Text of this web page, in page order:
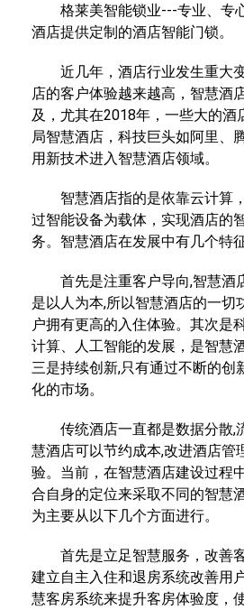
格莱美智能锁业---专业、专
酒店提供定制的酒店智能门锁。
近几年，酒店行业发生重大
店的客户体验越来越高，智慧酒
及，尤其在2018年，一些大的酒
局智慧酒店，科技巨头如阿里、
用新技术进入智慧酒店领域。
智慧酒店指的是依靠云计算
过智能设备为载体，实现酒店的
务。智慧酒店在发展中有几个特征
首先是注重客户导向,智慧酒
是以人为本,所以智慧酒店的一切
户拥有更高的入住体验。其次是
计算、人工智能的发展，是智慧
三是持续创新,只有通过不断的创
化的市场。
传统酒店一直都是数据分散,
慧酒店可以节约成本,改进酒店管
验。当前，在智慧酒店建设过程
合自身的定位来采取不同的智慧
为主要从以下几个方面进行。
首先是立足智慧服务，改善
建立自主入住和退房系统改善用
慧客房系统来提升客房体验度，